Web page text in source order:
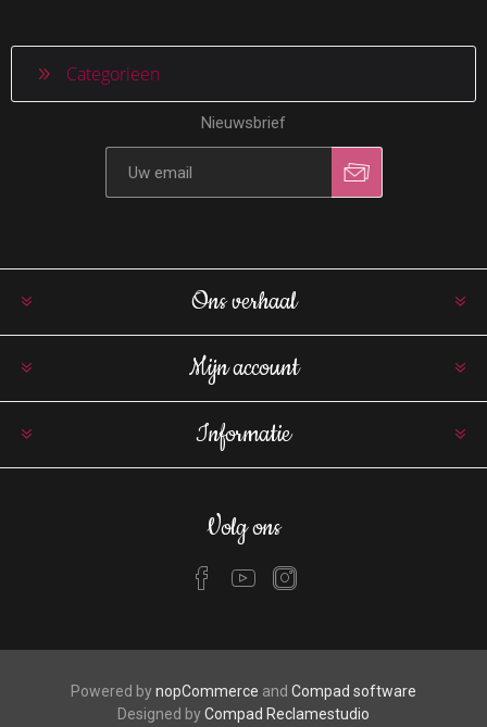
Categorieen
Nieuwsbrief
Ons verhaal
Mijn account
Informatie
Volg ons
Powered bynopCommerce and Compad software
Designed byCompad Reclamestudio